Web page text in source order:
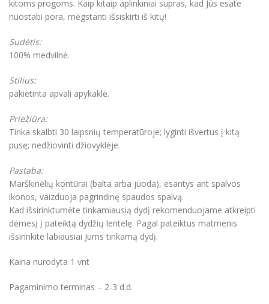
kitoms progoms. Kaip kitaip aplinkiniai supras, kad Jūs esate
nuostabi pora, mėgstanti išsiskirti iš kitų!
Sudėtis:
100% medvilnė.
Stilius:
pakietinta apvali apykaklė.
Priežiūra:
Tinka skalbti 30 laipsnių temperatūroje; lyginti išvertus į kitą
pusę; nedžiovinti džiovyklėje.
Pastaba:
Marškinėlių kontūrai (balta arba juoda), esantys ant spalvos
ikonos, vaizduoja pagrindinę spaudos spalvą.
Kad išsirinktumėte tinkamiausią dydį rekomenduojame atkreipti
dėmesį į pateiktą dydžių lentelę. Pagal pateiktus matmenis
išsirinkite labiausiai Jums tinkamą dydį.
Kaina nurodyta 1 vnt
Pagaminimo terminas – 2-3 d.d.